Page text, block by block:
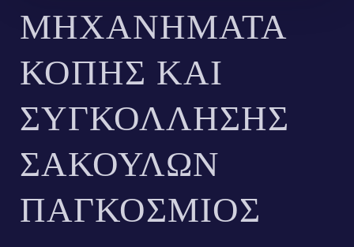
ΜΗΧΑΝΉΜΑΤΑ
ΚΟΠΉΣ ΚΑΙ
ΣΥΓΚΌΛΛΗΣΗΣ
ΣΑΚΟΥΛΏΝ
ΠΑΓΚΌΣΜΙΟΣ